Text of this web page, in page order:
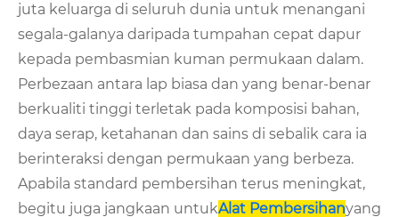
juta keluarga di seluruh dunia untuk menangani
segala-galanya daripada tumpahan cepat dapur
kepada pembasmian kuman permukaan dalam.
Perbezaan antara lap biasa dan yang benar-benar
berkualiti tinggi terletak pada komposisi bahan,
daya serap, ketahanan dan sains di sebalik cara ia
berinteraksi dengan permukaan yang berbeza.
Apabila standard pembersihan terus meningkat,
begitu juga jangkaan untukAlat Pembersihanyang